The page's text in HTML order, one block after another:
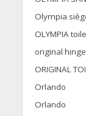
Olympia
OLYMPIA
original
ORIGINAL
Orlando
Orlando